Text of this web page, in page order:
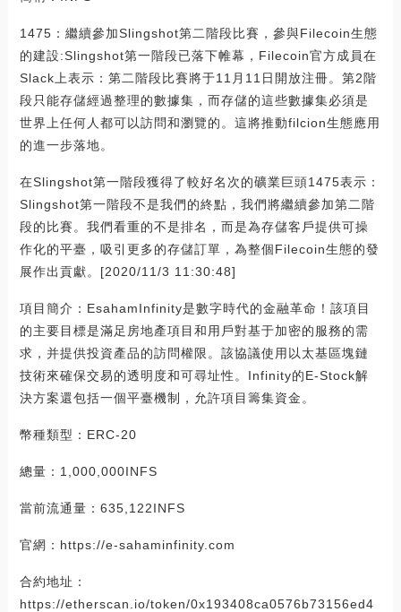
1475：繼續參加Slingshot第二階段比賽，參與Filecoin生態
的建設:Slingshot第一階段已落下帷幕，Filecoin官方成員在
Slack上表示：第二階段比賽將于11月11日開放注冊。第2階
段只能存儲經過整理的數據集，而存儲的這些數據集必須是
世界上任何人都可以訪問和瀏覽的。這將推動filcion生態應用
的進一步落地。
在Slingshot第一階段獲得了較好名次的礦業巨頭1475表示：
Slingshot第一階段不是我們的終點，我們將繼續參加第二階
段的比賽。我們看重的不是排名，而是為存儲客戶提供可操
作化的平臺，吸引更多的存儲訂單，為整個Filecoin生態的發
展作出貢獻。[2020/11/3 11:30:48]
項目簡介：EsahamInfinity是數字時代的金融革命！該項目
的主要目標是滿足房地產項目和用戶對基于加密的服務的需
求，并提供投資產品的訪問權限。該協議使用以太基區塊鏈
技術來確保交易的透明度和可尋址性。Infinity的E-Stock解
決方案還包括一個平臺機制，允許項目籌集資金。
幣種類型：ERC-20
總量：1,000,000INFS
當前流通量：635,122INFS
官網：https://e-sahaminfinity.com
合約地址：
https://etherscan.io/token/0x193408ca0576b73156ed4